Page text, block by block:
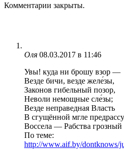
Комментарии закрыты.
Оля 08.03.2017 в 11:46
Увы! куда ни брошу взор —
Везде бичи, везде желе́зы,
Законов гибельный позор,
Неволи немощные сле́зы;
Везде неправедная Власть
В сгущённой мгле
Воссела — Рабства грозный
По теме:
http://www.aif.by/dontknows/